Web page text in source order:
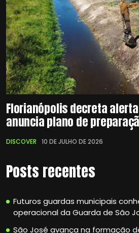
Florianópolis decreta
anuncia plano de
DISCOVER 10 DE JULHO DE 2026
Posts recentes
Futuros guardas municipais
operacional da Guarda de São
São José avança na formação